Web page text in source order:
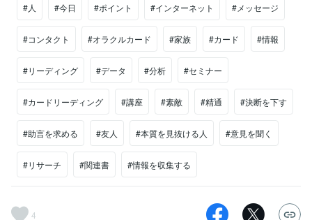
#人 #今日 #ポイント #インターネット #メッセージ
#コンタクト #オラクルカード #家族 #カード #情報
#リーディング #データ #分析 #セミナー
#カードリーディング #講座 #素敵 #精通 #決断を下す
#助言を求める #友人 #本質を見抜ける人 #意見を聞く
#リサーチ #関連書 #情報を収集する
4